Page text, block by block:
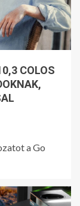
COLOS
a Go